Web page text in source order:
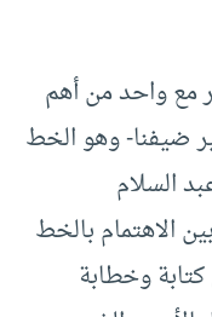
مع واحد من أهم
ضيفنا- وهو الخط
السلام
الاهتمام بالخط
كتابة وخطابة